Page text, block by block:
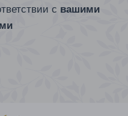
с вашими